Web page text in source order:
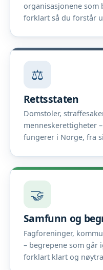
organisasjonene som
forklart så du forstår
⚖️
Rettsstaten
Domstoler,
menneskerettigheter
fungerer i Norge, fra
🤝
Samfunn og
Fagforeninger,
– begrepene som går
forklart klart og